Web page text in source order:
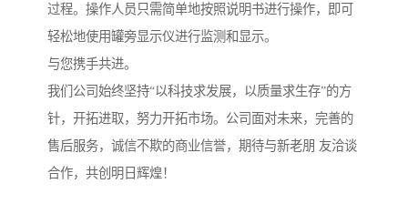
过程。操作人员只需简单地按照说明书进行操作，即可
轻松地使用罐旁显示仪进行监测和显示。
与您携手共进。
我们公司始终坚持“以科技求发展，以质量求生存”的方
针，开拓进取，努力开拓市场。公司面对未来，完善的
售后服务，诚信不欺的商业信誉，期待与新老朋 友洽谈
合作，共创明日辉煌！